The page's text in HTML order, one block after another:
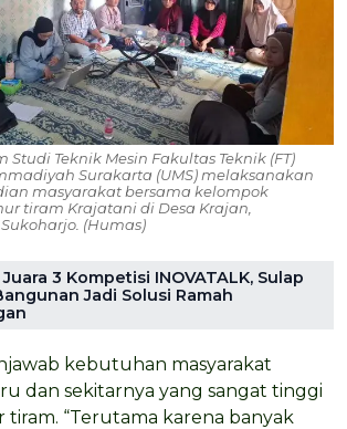
Studi Teknik Mesin Fakultas Teknik (FT)
Surakarta (UMS) melaksanakan
masyarakat bersama kelompok
tiram Krajatani di Desa Krajan,
(Humas)
Juara 3 Kompetisi INOVATALK, Sulap
Jadi Solusi Ramah
kebutuhan masyarakat
dan sekitarnya yang sangat tinggi
“Terutama karena banyak